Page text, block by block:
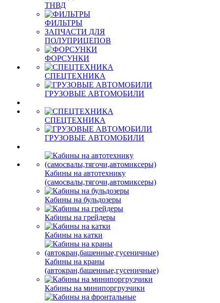
ТНВД
ФИЛЬТРЫ
ЗАПЧАСТИ ДЛЯ
ПОЛУПРИЦЕПОВ
ФОРСУНКИ
СПЕЦТЕХНИКА
ГРУЗОВЫЕ АВТОМОБИЛИ
СПЕЦТЕХНИКА
ГРУЗОВЫЕ АВТОМОБИЛИ
Кабины на автотехнику
(самосвалы,тягочи,автомиксеры)
Кабины на бульдозеры
Кабины на грейдеры
Кабины на катки
Кабины на краны
(автокран,башенные,гусеничные)
Кабины на минипоргрузчики
Кабины на фронтальные
поргрузчики